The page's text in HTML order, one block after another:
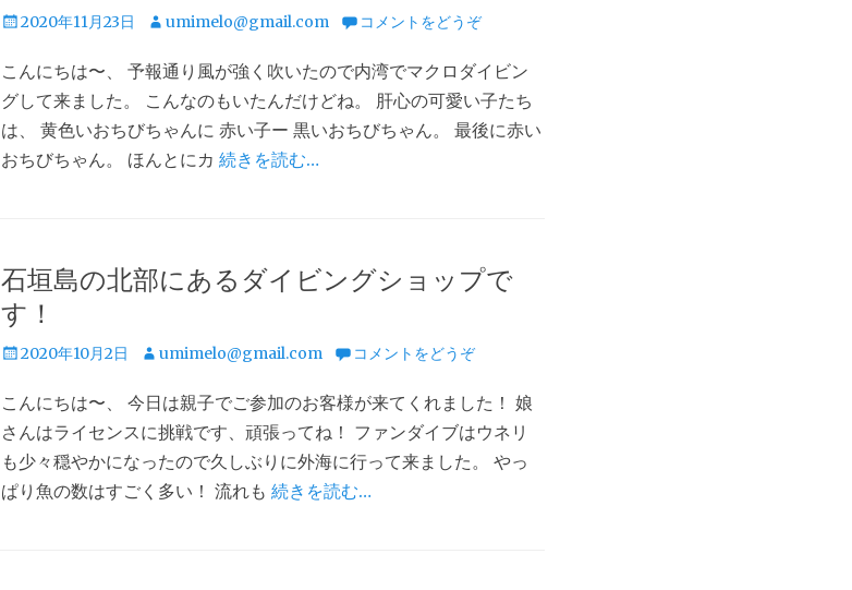
投
日
2020年11月23日
投
者
umimelo@gmail.com コメントをどうぞ
こんにちは〜、 予報通り風が強く吹いたので内湾でマクロダイビン
グして来ました。 こんなのもいたんだけどね。 肝心の可愛い子たち
は、 黄色いおちびちゃんに 赤い子ー 黒いおちびちゃん。 最後に赤い
おちびちゃん。 ほんとにカ 続きを読む…
石垣島の北部にあるダイビングショップで
す！
投
日
2020年10月2日
投
者
umimelo@gmail.com コメントをどうぞ
こんにちは〜、 今日は親子でご参加のお客様が来てくれました！ 娘
さんはライセンスに挑戦です、頑張ってね！ ファンダイブはウネリ
も少々穏やかになったので久しぶりに外海に行って来ました。 やっ
ぱり魚の数はすごく多い！ 流れも 続きを読む…